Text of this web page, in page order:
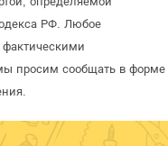
РФ. Любое
фактическими
просим сообщать в форме